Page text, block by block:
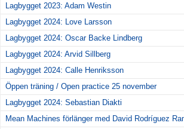
Lagbygget 2023: Adam Westin
Lagbygget 2024: Love Larsson
Lagbygget 2024: Oscar Backe Lindberg
Lagbygget 2024: Arvid Sillberg
Lagbygget 2024: Calle Henriksson
Öppen träning / Open practice 25 november
Lagbygget 2024: Sebastian Diakti
Mean Machines förlänger med David Rodríguez